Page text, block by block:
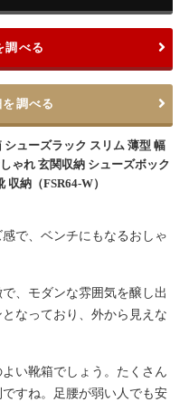
ューズラック スリム 薄型 幅
ゃれ 玄関収納 シューズボック
収納（FSR64-W）
調べる
調べる
で、ベンチにもなるおしゃ
、モダンな雰囲気を醸し出
なっており、外から見えな
い靴箱でしょう。たくさん
すね。足腰が弱い人でも安